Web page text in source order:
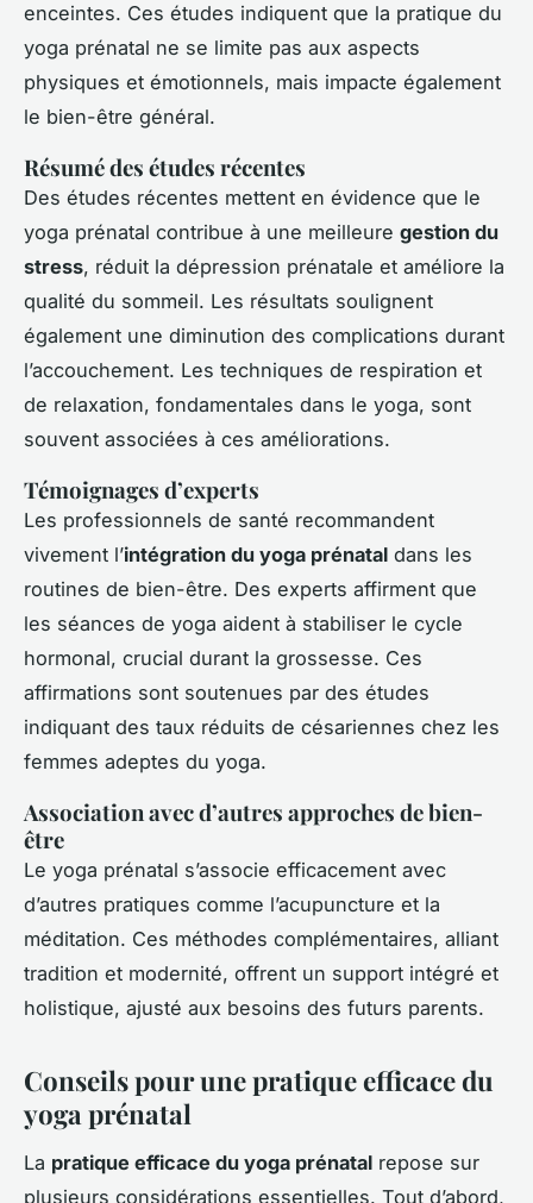
enceintes. Ces études indiquent que la pratique du
yoga prénatal ne se limite pas aux aspects
physiques et émotionnels, mais impacte également
le bien-être général.
Résumé des études récentes
Des études récentes mettent en évidence que le
yoga prénatal contribue à une meilleure gestion du
stress, réduit la dépression prénatale et améliore la
qualité du sommeil. Les résultats soulignent
également une diminution des complications durant
l’accouchement. Les techniques de respiration et
de relaxation, fondamentales dans le yoga, sont
souvent associées à ces améliorations.
Témoignages d’experts
Les professionnels de santé recommandent
vivement l’intégration du yoga prénatal dans les
routines de bien-être. Des experts affirment que
les séances de yoga aident à stabiliser le cycle
hormonal, crucial durant la grossesse. Ces
affirmations sont soutenues par des études
indiquant des taux réduits de césariennes chez les
femmes adeptes du yoga.
Association avec d’autres approches de bien-
être
Le yoga prénatal s’associe efficacement avec
d’autres pratiques comme l’acupuncture et la
méditation. Ces méthodes complémentaires, alliant
tradition et modernité, offrent un support intégré et
holistique, ajusté aux besoins des futurs parents.
Conseils pour une pratique efficace du
yoga prénatal
La pratique efficace du yoga prénatal repose sur
plusieurs considérations essentielles. Tout d’abord,